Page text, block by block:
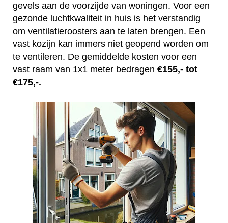
gevels aan de voorzijde van woningen. Voor een
gezonde luchtkwaliteit in huis is het verstandig
om ventilatieroosters aan te laten brengen. Een
vast kozijn kan immers niet geopend worden om
te ventileren. De gemiddelde kosten voor een
vast raam van 1x1 meter bedragen €155,- tot
€175,-.